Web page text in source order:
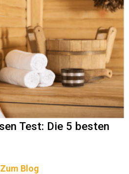
Test: Die 5 besten
Zum Blog